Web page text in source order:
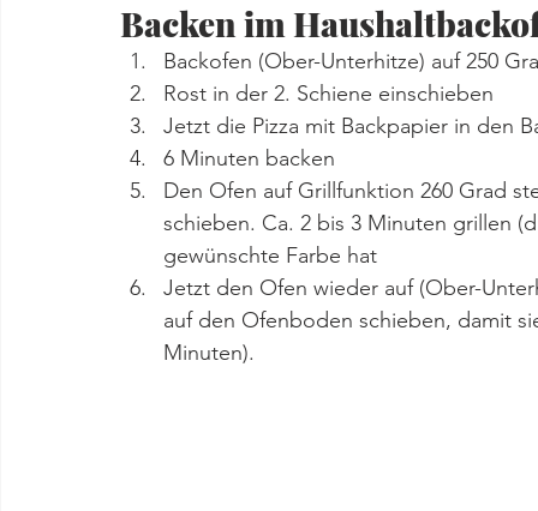
Backen im
Backofen (Ober-Unterhitze) auf 250
Rost in der 2. Schiene einschieben
Jetzt die Pizza mit Backpapier in den
6 Minuten backen
Den Ofen auf Grillfunktion 260 Grad
schieben. Ca. 2 bis 3 Minuten grillen
gewünschte Farbe hat
Jetzt den Ofen wieder auf (Ober-
auf den Ofenboden schieben, damit
Minuten).